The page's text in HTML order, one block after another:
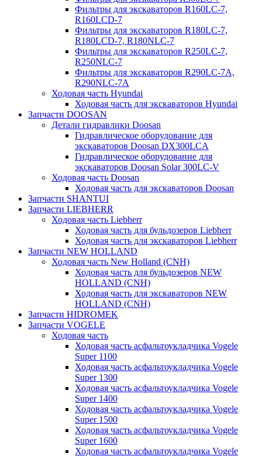
Фильтры для экскаваторов R160LC-7,
R160LCD-7
Фильтры для экскаваторов R180LC-7,
R180LCD-7, R180NLC-7
Фильтры для экскаваторов R250LC-7,
R250NLC-7
Фильтры для экскаваторов R290LC-7A,
R290NLC-7A
Ходовая часть Hyundai
Ходовая часть для экскаваторов Hyundai
Запчасти DOOSAN
Детали гидравлики Doosan
Гидравлическое оборудование для
экскаваторов Doosan DX300LCA
Гидравлическое оборудование для
экскаваторов Doosan Solar 300LC-V
Ходовая часть Doosan
Ходовая часть для экскаваторов Doosan
Запчасти SHANTUI
Запчасти LIEBHERR
Ходовая часть Liebherr
Ходовая часть для бульдозеров Liebherr
Ходовая часть для экскаваторов Liebherr
Запчасти NEW HOLLAND
Ходовая часть New Holland (CNH)
Ходовая часть для бульдозеров NEW
HOLLAND (CNH)
Ходовая часть для экскаваторов NEW
HOLLAND (CNH)
Запчасти HIDROMEK
Запчасти VOGELE
Ходовая часть
Ходовая часть асфальтоукладчика Vogele
Super 1100
Ходовая часть асфальтоукладчика Vogele
Super 1300
Ходовая часть асфальтоукладчика Vogele
Super 1400
Ходовая часть асфальтоукладчика Vogele
Super 1500
Ходовая часть асфальтоукладчика Vogele
Super 1600
Ходовая часть асфальтоукладчика Vogele